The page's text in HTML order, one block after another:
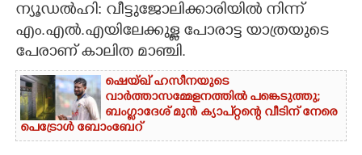
LITERATURE
ZOOM
CONTACT US
ന്യൂഡൽഹി: വീട്ടുജോലിക്കാരിയിൽ നിന്ന്
എം.എൽ.എയിലേക്കുള്ള പോരാട്ട യാത്രയുടെ
പേരാണ് കാലിത മാഞ്ചി.
ഷെയ്ഖ് ഹസീനയുടെ
വാർത്താസമ്മേളനത്തിൽ പങ്കെടുത്തു;
ബംഗ്ലാദേശ് മുൻ ക്യാപ്റ്റന്റെ വീടിന് നേരെ
പെട്രോൾ ബോംബേറ്